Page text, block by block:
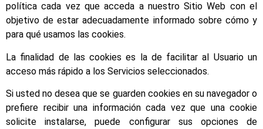
política cada vez que acceda a nuestro Sitio Web con el
objetivo de estar adecuadamente informado sobre cómo y
para qué usamos las cookies.
La finalidad de las cookies es la de facilitar al Usuario un
acceso más rápido a los Servicios seleccionados.
Si usted no desea que se guarden cookies en su navegador o
prefiere recibir una información cada vez que una cookie
solicite instalarse, puede configurar sus opciones de